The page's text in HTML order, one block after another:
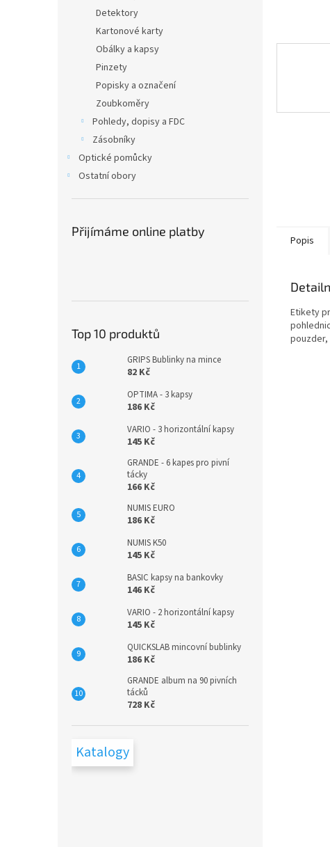
Detektory
Kartonové karty
Obálky a kapsy
Pinzety
Popisky a označení
Zoubkoměry
Pohledy, dopisy a FDC
Zásobníky
Optické pomůcky
Ostatní obory
Přijímáme online platby
Top 10 produktů
GRIPS Bublinky na mince
82 Kč
OPTIMA - 3 kapsy
186 Kč
VARIO - 3 horizontální kapsy
145 Kč
GRANDE - 6 kapes pro pivní
tácky
166 Kč
NUMIS EURO
186 Kč
NUMIS K50
145 Kč
BASIC kapsy na bankovky
146 Kč
VARIO - 2 horizontální kapsy
145 Kč
QUICKSLAB mincovní bublinky
186 Kč
GRANDE album na 90 pivních
tácků
728 Kč
Katalogy
Popis
Etikety
pouzder,